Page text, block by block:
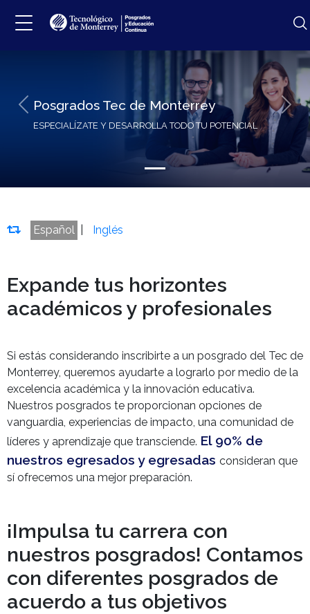
Posgrados Tec de Monterrey
ESPECIALÍZATE Y DESARROLLA TODO TU POTENCIAL
Previous Next
Español Inglés
Expande tus horizontes
académicos y profesionales
Si estás considerando inscribirte a un posgrado del Tec de
Monterrey, queremos ayudarte a lograrlo por medio de la
excelencia académica y la innovación educativa.
Nuestros posgrados te proporcionan opciones de
vanguardia, experiencias de impacto, una comunidad de
líderes y aprendizaje que transciende. El 90% de
nuestros egresados y egresadas consideran que
sí ofrecemos una mejor preparación.
¡Impulsa tu carrera con
nuestros posgrados! Contamos
con diferentes posgrados de
acuerdo a tus objetivos